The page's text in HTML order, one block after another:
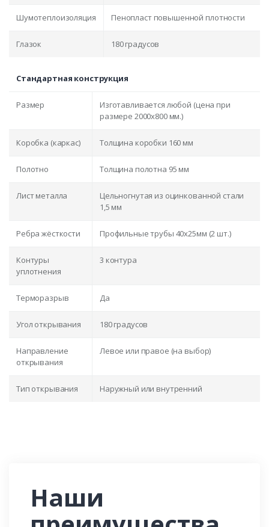
Шумотеплоизоляция Пенопласт повышенной плотности
Глазок 180 градусов
Стандартная конструкция
Размер
Изготавливается любой (цена при
размере 2000x800 мм.)
Коробка (каркас) Толщина коробки 160 мм
Полотно Толщина полотна 95 мм
Лист металла
Цельногнутая из оцинкованной стали
1,5 мм
Ребра жёсткости Профильные трубы 40х25мм (2 шт.)
Контуры
уплотнения
3 контура
Терморазрыв Да
Угол открывания 180 градусов
Направление
открывания
Левое или правое (на выбор)
Тип открывания Наружный или внутренний
Наши